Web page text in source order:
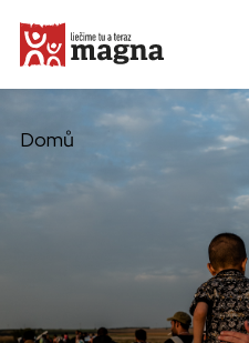
MOJA MAGNA
PRACUJTE S NAMI
Domů